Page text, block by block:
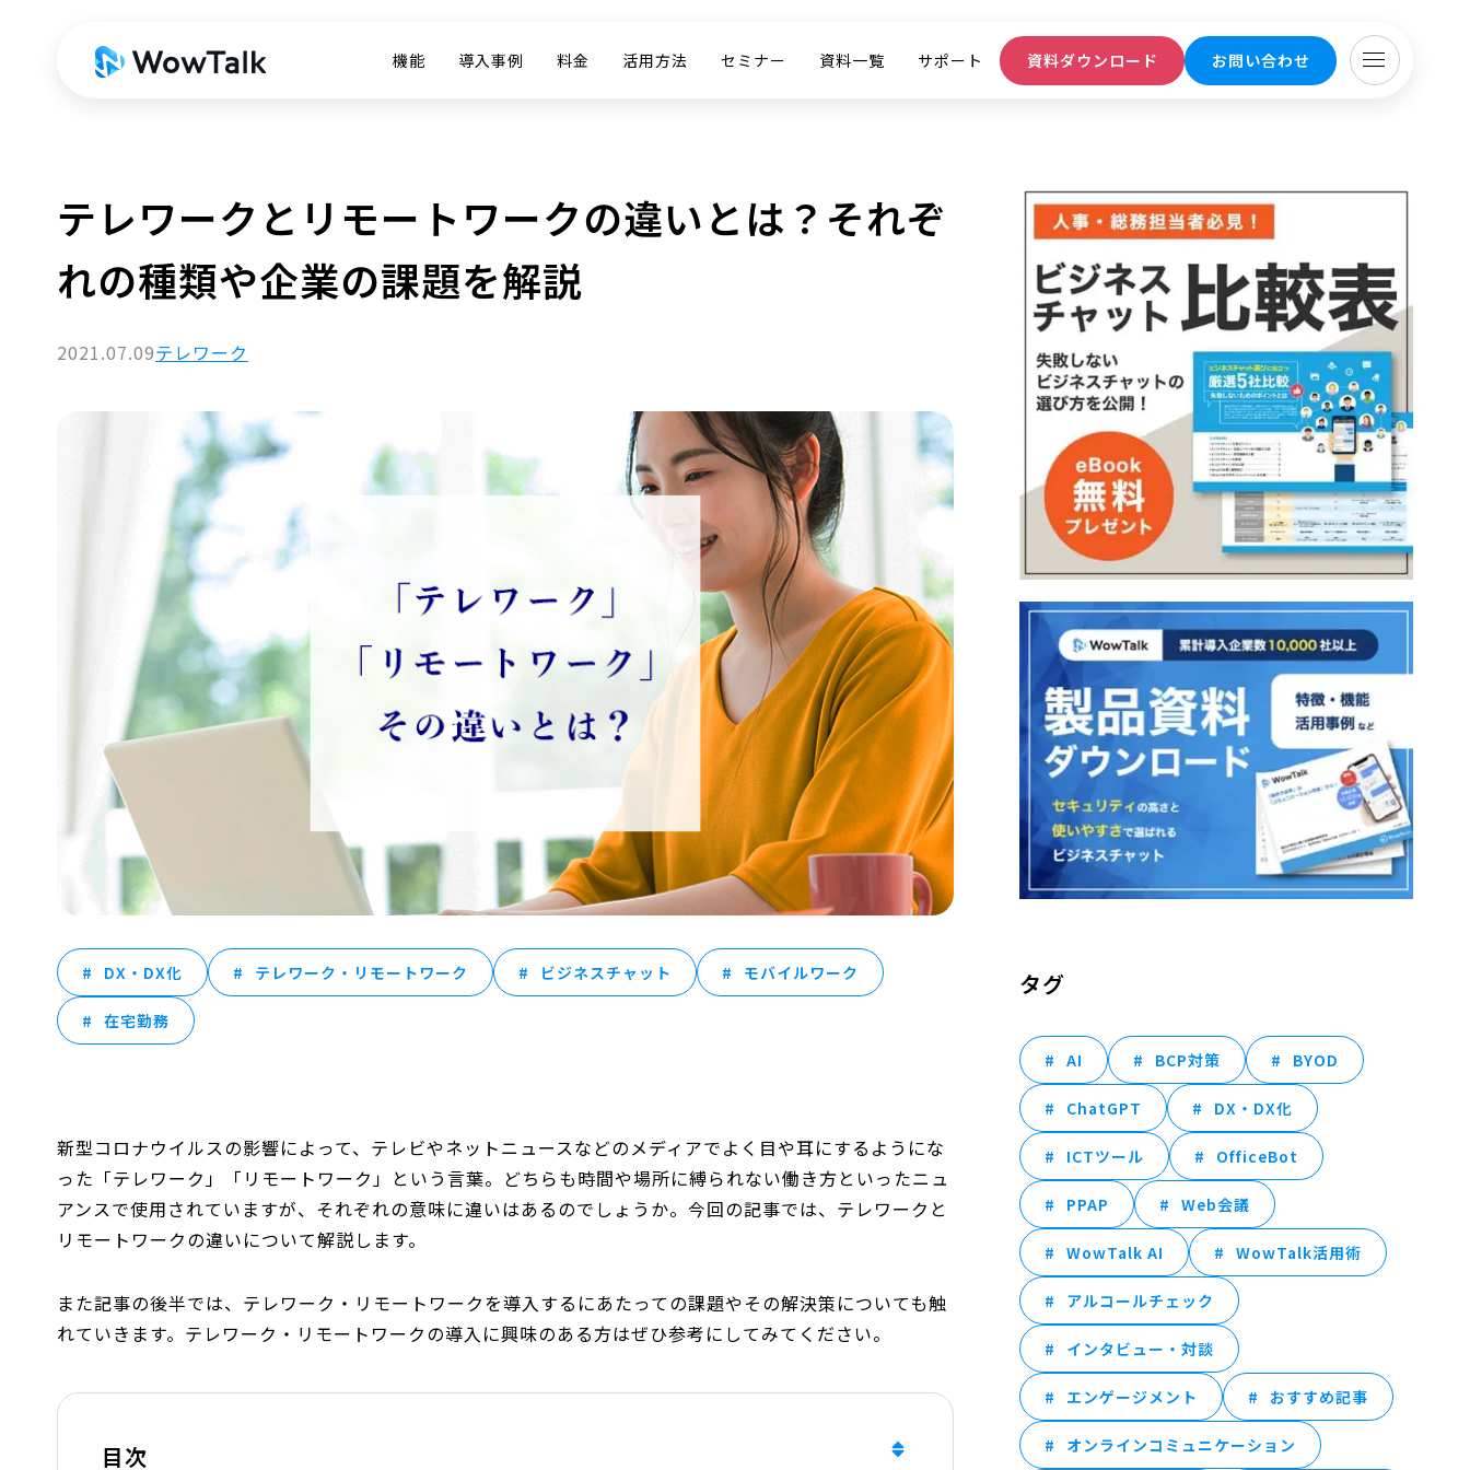
機能 導入事例 料金 活用方法 セミナー 資料一覧 サポート 資料ダウンロード お問い合わせ
テレワークとリモートワークの違いとは？それぞ
れの種類や企業の課題を解説
2021.07.09テレワーク
DX・DX化 テレワーク・リモートワーク ビジネスチャット モバイルワーク
在宅勤務
新型コロナウイルスの影響によって、テレビやネットニュースなどのメディアでよく目や耳にするようにな
った「テレワーク」「リモートワーク」という言葉。どちらも時間や場所に縛られない働き方といったニュ
アンスで使用されていますが、それぞれの意味に違いはあるのでしょうか。今回の記事では、テレワークと
リモートワークの違いについて解説します。
また記事の後半では、テレワーク・リモートワークを導入するにあたっての課題やその解決策についても触
れていきます。テレワーク・リモートワークの導入に興味のある方はぜひ参考にしてみてください。
目次
タグ
AI BCP対策 BYOD
ChatGPT DX・DX化
ICTツール OfficeBot
PPAP Web会議
WowTalk AI WowTalk活用術
アルコールチェック
インタビュー・対談
エンゲージメント おすすめ記事
オンラインコミュニケーション